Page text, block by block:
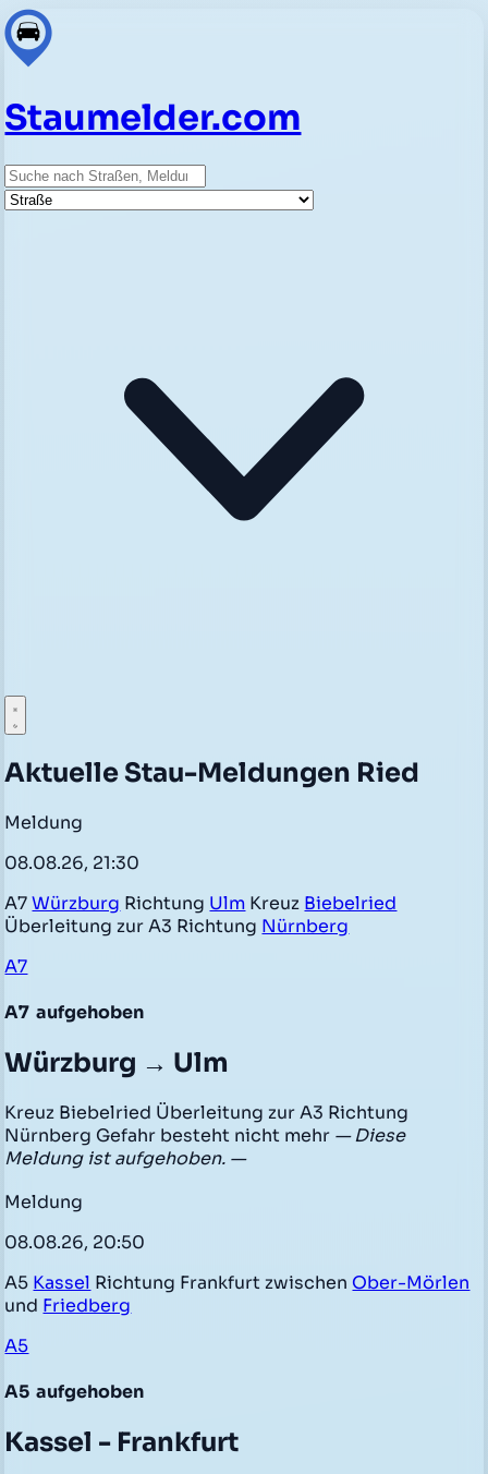
Staumelder.com
Suche
Straße
Aktuelle Stau-Meldungen Ried
Meldung
08.08.26, 21:30
A7Würzburg Richtung Ulm Kreuz Biebelried
Überleitung zur A3 Richtung Nürnberg
A7
A7 aufgehoben
Würzburg → Ulm
Kreuz Biebelried Überleitung zur A3 Richtung
Nürnberg Gefahr besteht nicht mehr — Diese
Meldung ist aufgehoben. —
Meldung
08.08.26, 20:50
A5 Kassel Richtung Frankfurt zwischen Ober-Mörlen
und Friedberg
A5
A5 aufgehoben
Kassel - Frankfurt